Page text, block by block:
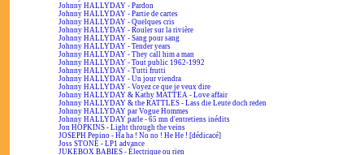
Johnny HALLYDAY - Pardon
Johnny HALLYDAY - Partie de cartes
Johnny HALLYDAY - Quelques cris
Johnny HALLYDAY - Rouler sur la rivière
Johnny HALLYDAY - Sang pour sang
Johnny HALLYDAY - Tender years
Johnny HALLYDAY - They call him a man
Johnny HALLYDAY - Tout public 1962-1992
Johnny HALLYDAY - Tutti frutti
Johnny HALLYDAY - Un jour viendra
Johnny HALLYDAY - Voyez ce que je veux dire
Johnny HALLYDAY & Kathy MATTEA - Love affair
Johnny HALLYDAY & the RATTLES - Lass die Leute doch reden
Johnny HALLYDAY par Vogue Hommes
Johnny HALLYDAY parle - 65 mn d'entretiens inédits
Jon HOPKINS - Light through the veins
JOSEPH Pepino - Ha ha ! No no ! He He ! [dédicacé]
Joss STONE - LP1 advance
JUKEBOX BABIES - Électrique ou rien